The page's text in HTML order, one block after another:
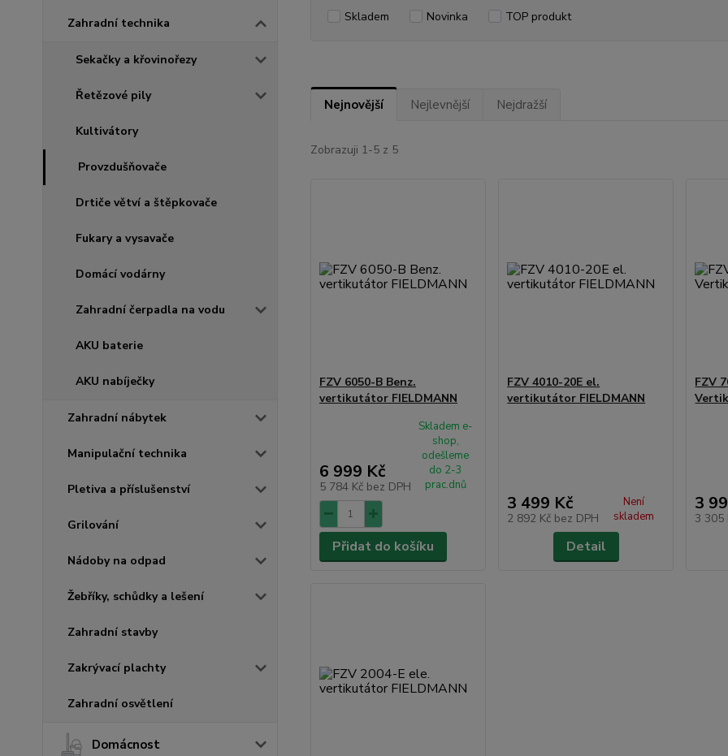
Zahradní technika
Sekačky a křovinořezy
Řetězové pily
Kultivátory
Provzdušňovače
Drtiče větví a štěpkovače
Fukary a vysavače
Domácí vodárny
Zahradní čerpadla na vodu
AKU baterie
AKU nabíječky
Zahradní nábytek
Manipulační technika
Pletiva a příslušenství
Grilování
Nádoby na odpad
Žebříky, schůdky a lešení
Zahradní stavby
Zakrývací plachty
Zahradní osvětlení
Domácnost
Skladem Novinka TOP produkt
Nejnovější Nejlevnější Nejdražší
Zobrazuji 1-5 z 5
FZV 6050-B Benz.
vertikutátor FIELDMANN
6 999 Kč
5 784 Kč bez DPH
Skladem e-
shop,
odešleme
do 2-3
prac.dnů
Přidat do košíku
FZV 4010-20E el.
vertikutátor FIELDMANN
3 499 Kč
2 892 Kč bez DPH
Není
skladem
Detail
FZV
3
3 305